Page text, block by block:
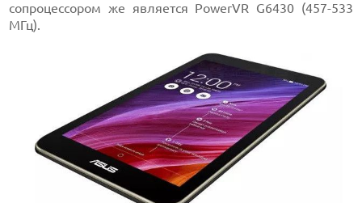
сопроцессором же является PowerVR G6430 (457-533
МГц).